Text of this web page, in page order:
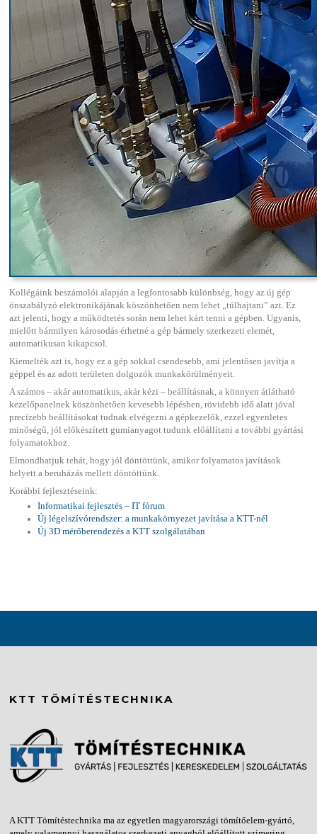
Kollégáink beszámolói alapján a legfontosabb különbség, hogy az új gép
önszabályzó elektronikájának köszönhetően nem lehet „túlhajtani” azt. Ez
azt jelenti, hogy a működtetés során nem lehet kárt tenni a gépben. Ugyanis,
mielőtt bármilyen károsodás érhetné a gép bármely szerkezeti elemét,
automatikusan kikapcsol.
Kiemelték azt is, hogy ez a gép sokkal csendesebb, ami jelentősen javítja a
géppel és az adott területen dolgozók munkakörülményeit.
A számos – akár automatikus, akár kézi – beállításnak, a könnyen átlátható
kezelőpanelnek köszönhetően kevesebb lépésben, rövidebb idő alatt jóval
precízebb beállításokat tudnak elvégezni a gépkezelők, ezzel egyenletes
minőségű, jól előkészített gumianyagot tudunk előállítani a további gyártási
folyamatokhoz.
Elmondhatjuk tehát, hogy jól döntöttünk, amikor folyamatos javítások
helyett a beruházás mellett döntöttünk.
Korábbi fejlesztéseink:
Informatikai fejlesztés – IT fórum
Új légelszívórendszer: a munkakörnyezet javítása a KTT-nél
Új 3D mérőberendezés a KTT szolgálatában
KTT TÖMÍTÉSTECHNIKA
A KTT Tömítéstechnika ma az egyetlen magyarországi tömítőelem-gyártó,